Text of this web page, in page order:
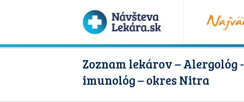
Zoznam lekárov – Alergológ -
imunológ – okres Nitra